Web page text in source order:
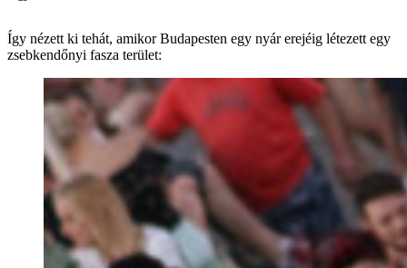
Így nézett ki tehát, amikor Budapesten egy nyár erejéig létezett egy
zsebkendőnyi fasza terület: